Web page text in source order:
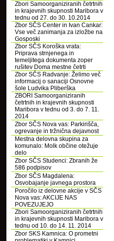
Zbori Samoorganiziranih četrtnih
in krajevnih skupnosti Maribora v
tednu od 27. do 30. 10.2014
Zbor SČS Center in Ivan Cankar:
Vse več zanimanja za izložbe na
Gosposki
Zbor SČS Koroška vrata:
Priprava strnjenega in
temeljitega dokumenta zoper
rušitev Doma mestne četrti
Zbor SČS Radvanje: Želimo več
informacij o sanaciji Osnovne
šole Ludvika Pliberška
ZBORI Samoorganiziranih
četrtnih in krajevnih skupnosti
Maribora v tednu od 3. do 7. 11.
2014
Zbor SČS Nova vas: Parkirišča,
ogrevanje in tržnična dejavnost
Mestna delovna skupina za
komunalo: Molk občine otežuje
delo
Zbor SČS Studenci: Zbranih že
586 podpisov
Zbor SČS Magdalena:
Osvobajanje javnega prostora
Poročilo iz delovne akcije v SČS
Nova vas: AKCIJE NAS
POVEZUJEJO
Zbori Samoorganiziranih četrtnih
in krajevnih skupnosti Maribora v
tednu od 10. do 14. 11. 2014
Zbor SKS Kamnica: O prometni